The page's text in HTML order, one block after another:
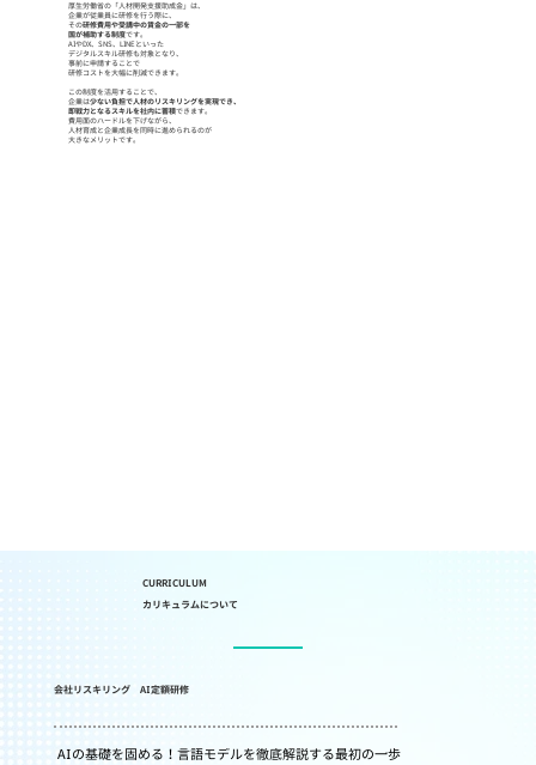
厚生労働省の「人材開発支援助成金」は、
企業が従業員に研修を行う際に、
その研修費用や受講中の賃金の一部を
国が補助する制度です。
AIやDX、SNS、LINEといった
デジタルスキル研修も対象となり、
事前に申請することで
研修コストを大幅に削減できます。
この制度を活用することで、
企業は少ない負担で人材のリスキリングを実現でき、
即戦力となるスキルを社内に蓄積できます。
費用面のハードルを下げながら、
人材育成と企業成長を同時に進められるのが
大きなメリットです。
CURRICULUM
カリキュラムについて
会社リスキリング AI定額研修
AIの基礎を固める！言語モデルを徹底解説する最初の一歩